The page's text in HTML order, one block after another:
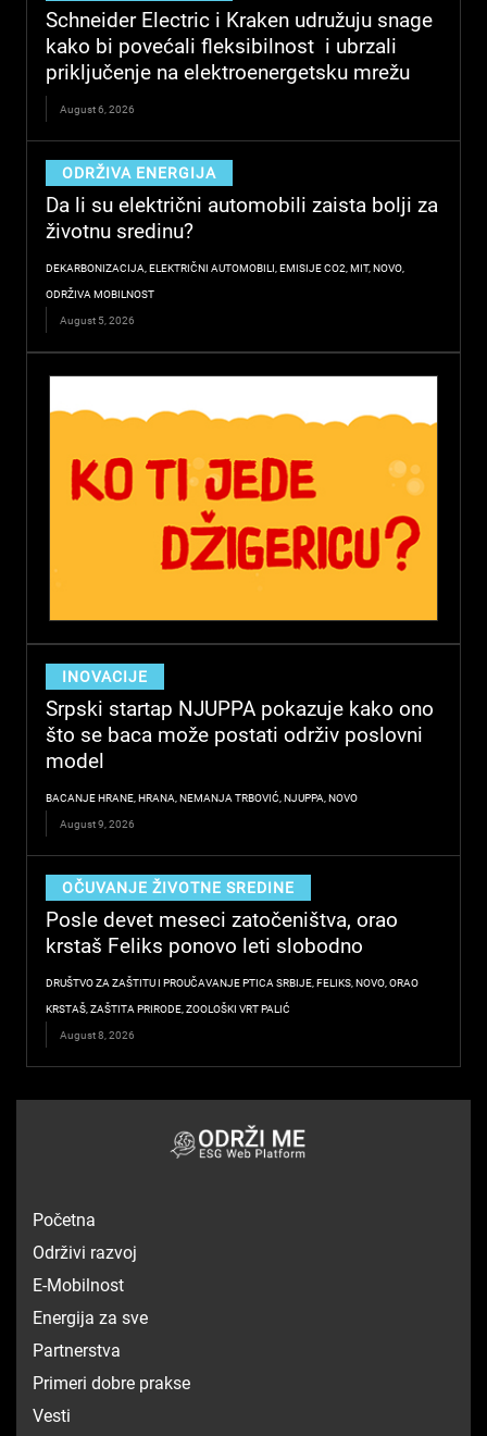
Schneider Electric i Kraken udružuju snage
kako bi povećali fleksibilnost i ubrzali
priključenje na elektroenergetsku mrežu
August 6, 2026
ODRŽIVA ENERGIJA
Da li su električni automobili zaista bolji za
životnu sredinu?
DEKARBONIZACIJA,ELEKTRIČNI AUTOMOBILI,EMISIJE CO2,MIT,NOVO,
ODRŽIVA MOBILNOST
August 5, 2026
INOVACIJE
Srpski startap NJUPPA pokazuje kako ono
što se baca može postati održiv poslovni
model
BACANJE HRANE,HRANA,NEMANJA TRBOVIĆ,NJUPPA,NOVO
August 9, 2026
OČUVANJE ŽIVOTNE SREDINE
Posle devet meseci zatočeništva, orao
krstaš Feliks ponovo leti slobodno
DRUŠTVO ZA ZAŠTITU I PROUČAVANJE PTICA SRBIJE,FELIKS,NOVO,ORAO
KRSTAŠ,ZAŠTITA PRIRODE,ZOOLOŠKI VRT PALIĆ
August 8, 2026
Početna
Održivi razvoj
E-Mobilnost
Energija za sve
Partnerstva
Primeri dobre prakse
Vesti